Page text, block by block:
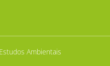
Ambientais